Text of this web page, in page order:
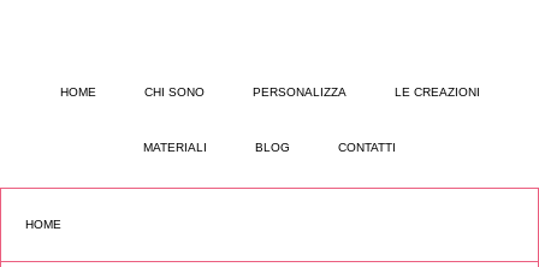
HOME CHI SONO PERSONALIZZA LE CREAZIONI
MATERIALI BLOG CONTATTI
HOME